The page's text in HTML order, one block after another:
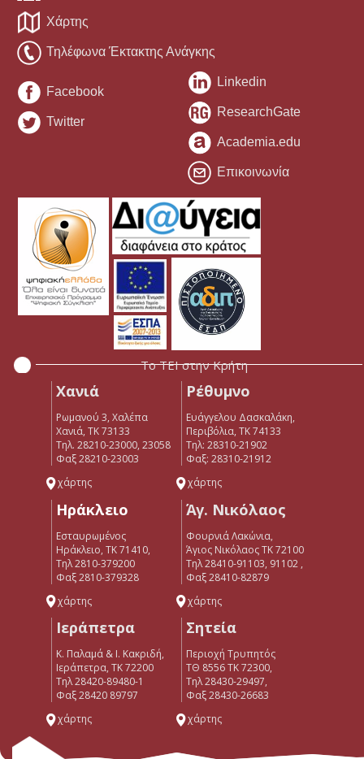
Χάρτης
Τηλέφωνα Έκτακτης Ανάγκης
Facebook
Twitter
Linkedin
ResearchGate
Academia.edu
Επικοινωνία
Το ΤΕΙ στην Κρήτη
Χανιά
Ρωμανού 3, Χαλέπα
Χανιά, ΤΚ 73133
Τηλ. 28210-23000, 23058
Φαξ 28210-23003
χάρτης
Ρέθυμνο
Ευάγγελου Δασκαλάκη,
Περιβόλια, ΤΚ 74133
Tηλ: 28310-21902
Φαξ: 28310-21912
χάρτης
Ηράκλειο
Εσταυρωμένος
Ηράκλειο, ΤΚ 71410,
Τηλ 2810-379200
Φαξ 2810-379328
χάρτης
Άγ. Νικόλαος
Φουρνιά Λακώνια,
Άγιος Νικόλαος ΤΚ 72100
Τηλ 28410-91103, 91102 ,
Φαξ 28410-82879
χάρτης
Ιεράπετρα
Κ. Παλαμά & Ι. Κακριδή,
Ιεράπετρα, ΤΚ 72200
Tηλ 28420-89480-1
Φαξ 28420 89797
χάρτης
Σητεία
Περιοχή Τρυπητός
ΤΘ 8556 ΤΚ 72300,
Τηλ 28430-29497,
Φαξ 28430-26683
χάρτης